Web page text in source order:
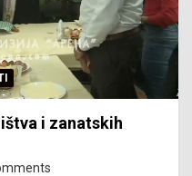
i zanatskih